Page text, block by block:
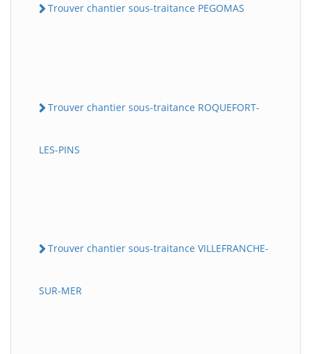
Trouver chantier sous-traitance PEGOMAS
Trouver chantier sous-traitance ROQUEFORT-
LES-PINS
Trouver chantier sous-traitance VILLEFRANCHE-
SUR-MER